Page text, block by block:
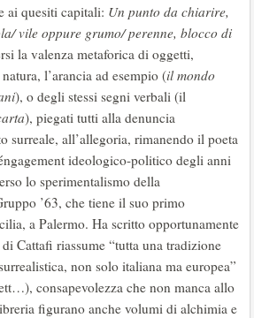
ai quesiti capitali: Un punto da chiarire,
vile oppure grumo/ perenne, blocco di
la valenza metaforica di oggetti,
l’arancia ad esempio (il mondo
), o degli stessi segni verbali (il
), piegati tutti alla denuncia
surreale, all’allegoria, rimanendo il poeta
ideologico-politico degli anni
lo sperimentalismo della
’63, che tiene il suo primo
a Palermo. Ha scritto opportunamente
Cattafi riassume “tutta una tradizione
non solo italiana ma europea”
consapevolezza che non manca allo
figurano anche volumi di alchimia e